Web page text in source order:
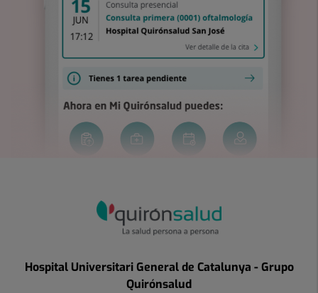
Hospital Universitari General de Catalunya - Grupo
Quirónsalud